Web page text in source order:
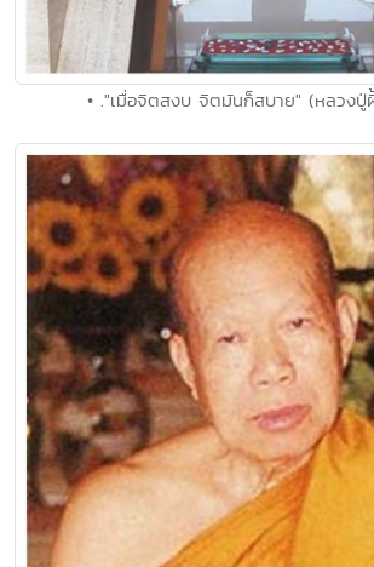
• ."เมื่อจิตสงบ จิตมันก็สบาย" (หลวงปู่